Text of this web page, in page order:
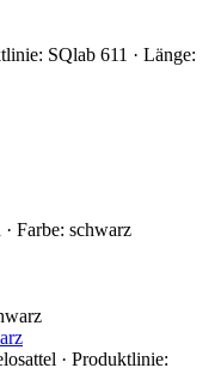
SQlab 611 · Länge:
Farbe: schwarz
· Produktlinie: